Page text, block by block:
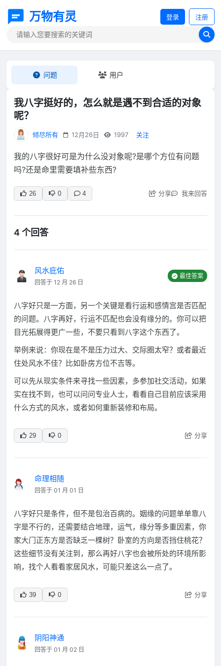
万物有灵 登录 注册
问题 用户
我八字挺好的，怎么就是遇不到合适的对象
呢？
倾尽所有 12月26日 1997 关注
我的八字很好可是为什么没对象呢?是哪个方位有问题
吗?还是命里需要填补些东西?
26 0 4 分享 我来回答
4 个回答
风水庇佑
回答于 12 月 26 日
最佳答案
八字好只是一方面，另一个关键是看行运和感情宫是否匹配
的问题。八字再好，行运不匹配也会没有缘分的。你可以把
目光拓展得更广一些，不要只看到八字这个东西了。
举例来说：你现在是不是压力过大、交际圈太窄？或者最近
住处风水不佳？比如卧房方位不吉等。
可以先从现实条件来寻找一些因素，多参加社交活动，如果
实在找不到，也可以问问专业人士，看看自己目前应该采用
什么方式的风水，或者如何重新装修和布局。
29 0 分享
命理相随
回答于 01 月 01 日
八字好只是条件，但不是包治百病的。姻缘的问题单单靠八
字是不行的，还需要结合地理，运气，缘分等多重因素，你
家大门正东方是否缺乏一棵树？卧室的方向是否挡住桃花？
这些细节没有关注到，那么再好八字也会被所处的环境所影
响，找个人看看家居风水，可能只差这么一点了。
39 0 分享
阴阳神通
回答于 01 月 02 日